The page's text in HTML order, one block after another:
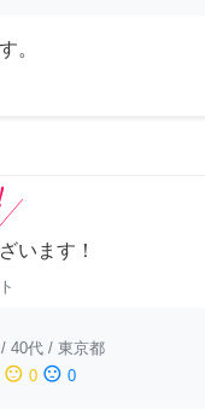
。
います！
/ 40代 / 東京都
sentiment_neutral 0 sentiment_dissatisfied 0